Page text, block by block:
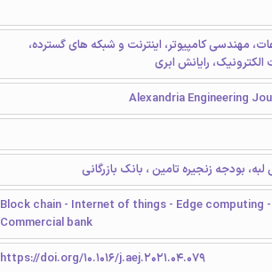
مهندسی کامپیوتر، اینترنت و شبکه های گسترده،
رایانش ابری
بودجه زنجیره تامین ، بانک بازرگانی
Block chain - Internet of things - Edge computing
Commercial bank
https://doi.org/10.1016/j.aej.2021.04.079